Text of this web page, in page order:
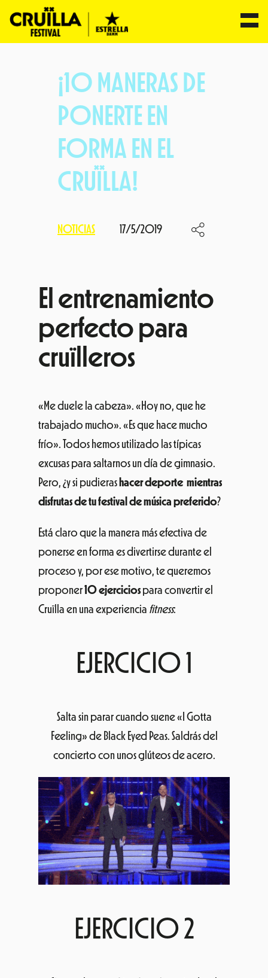
¡10 MANERAS DE
PONERTE EN
FORMA EN EL
CRUÏLLA!
NOTICIAS 17/5/2019
El entrenamiento
perfecto para
cruïlleros
«Me duele la cabeza». «Hoy no, que he
trabajado mucho». «Es que hace mucho
frío». Todos hemos utilizado las típicas
excusas para saltarnos un día de gimnasio.
Pero, ¿y si pudieras hacer deporte mientras
disfrutas de tu festival de música preferido?
Está claro que la manera más efectiva de
ponerse en forma es divertirse durante el
proceso y, por ese motivo, te queremos
proponer10 ejercicios para convertir el
Cruïlla en una experiencia fitness:
EJERCICIO 1
Salta sin parar cuando suene «I Gotta
Feeling» de Black Eyed Peas. Saldrás del
concierto con unos glúteos de acero.
EJERCICIO 2